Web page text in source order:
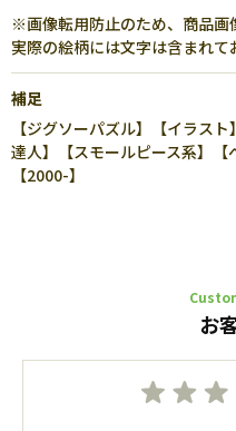
※画像転用防止のため、商品画
実際の絵柄には文字は含まれて
補足
【ジグソーパズル】【イラス
達人】【スモールピース系】【
【2000-】
お